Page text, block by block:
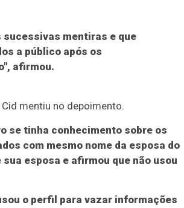
sucessivas mentiras e que
a público após os
afirmou.
mentiu no depoimento.
se tinha conhecimento sobre os
com mesmo nome da esposa do
esposa e afirmou que não usou
o perfil para vazar informações